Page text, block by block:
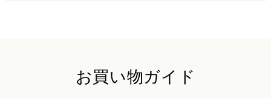
お買い物ガイド